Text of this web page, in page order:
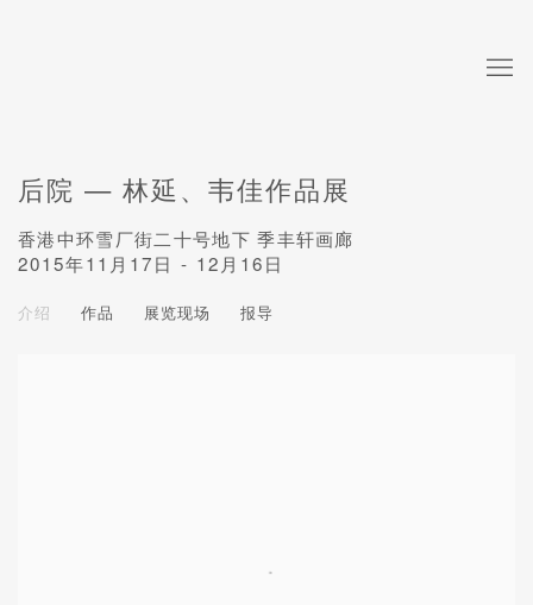
后院 — 林延、韦佳作品展
香港中环雪厂街二十号地下 季丰轩画廊
2015年11月17日 - 12月16日
介绍 作品 展览现场 报导